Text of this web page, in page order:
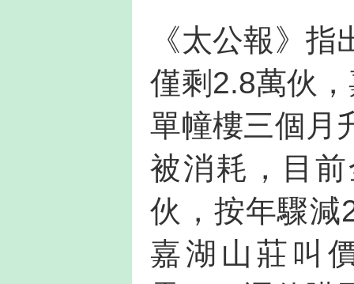
《太公報》
僅剩2.8萬伙
單幢樓三個月
被消耗，目
伙，按年驟減
嘉湖山莊叫